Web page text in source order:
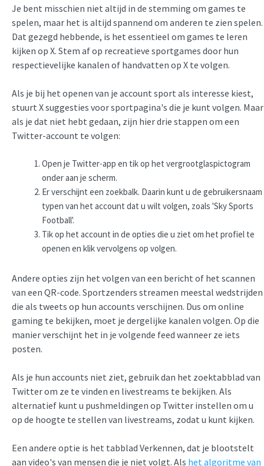
Je bent misschien niet altijd in de stemming om games te
spelen, maar het is altijd spannend om anderen te zien spelen.
Dat gezegd hebbende, is het essentieel om games te leren
kijken op X. Stem af op recreatieve sportgames door hun
respectievelijke kanalen of handvatten op X te volgen.
Als je bij het openen van je account sport als interesse kiest,
stuurt X suggesties voor sportpagina's die je kunt volgen. Maar
als je dat niet hebt gedaan, zijn hier drie stappen om een
Twitter-account te volgen:
Open je Twitter-app en tik op het vergrootglaspictogram
onder aan je scherm.
Er verschijnt een zoekbalk. Daarin kunt u de gebruikersnaam
typen van het account dat u wilt volgen, zoals 'Sky Sports
Football'.
Tik op het account in de opties die u ziet om het profiel te
openen en klik vervolgens op volgen.
Andere opties zijn het volgen van een bericht of het scannen
van een QR-code. Sportzenders streamen meestal wedstrijden
die als tweets op hun accounts verschijnen. Dus om online
gaming te bekijken, moet je dergelijke kanalen volgen. Op die
manier verschijnt het in je volgende feed wanneer ze iets
posten.
Als je hun accounts niet ziet, gebruik dan het zoektabblad van
Twitter om ze te vinden en livestreams te bekijken. Als
alternatief kunt u pushmeldingen op Twitter instellen om u
op de hoogte te stellen van livestreams, zodat u kunt kijken.
Een andere optie is het tabblad Verkennen, dat je blootstelt
aan video's van mensen die je niet volgt. Als het algoritme van